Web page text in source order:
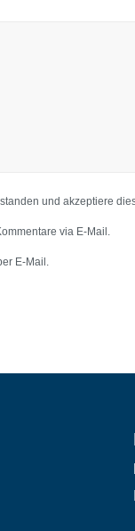
und akzeptiere
via E-Mail.
E-Mail.